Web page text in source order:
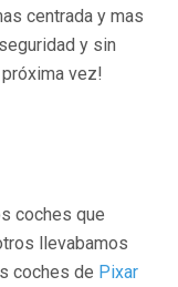
centrada y mas
y sin
vez!
coches que
llevabamos
coches de Pixar